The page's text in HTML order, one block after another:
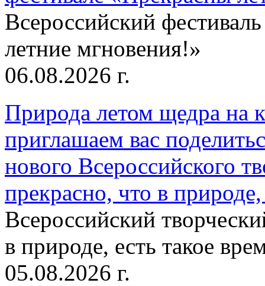
Всероссийский
летние мгновения!»
06.08.2026 г.
Природа летом щедра на
приглашаем вас
нового Всероссийского
прекрасно, что в
Всероссийский
в природе, есть такое
05.08.2026 г.